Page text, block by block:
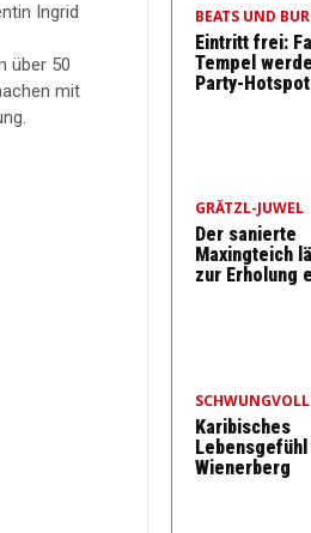
Ingrid
über 50
mit
BEATS UND
Eintritt frei:
Tempel
Party-Hotspot
GRÄTZL-JUWEL
Der sanierte
Maxingteich
zur Erholung
Karibisches
Wienerberg